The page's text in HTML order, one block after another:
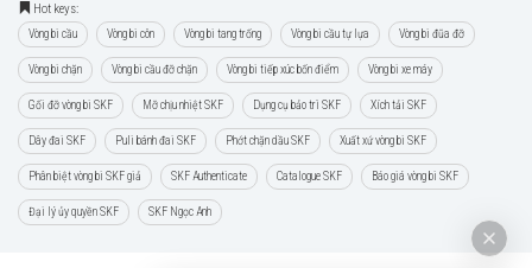
Hot keys:
Vòng bi cầu Vòng bi côn Vòng bi tang trống Vòng bi cầu tự lựa Vòng bi đũa đỡ
Vòng bi chặn Vòng bi cầu đỡ chặn Vòng bi tiếp xúc bốn điểm Vòng bi xe máy
Gối đỡ vòng bi SKF Mỡ chịu nhiệt SKF Dụng cụ bảo trì SKF Xích tải SKF
Dây đai SKF Puli bánh đai SKF Phớt chặn dầu SKF Xuất xứ vòng bi SKF
Phân biệt vòng bi SKF giả SKF Authenticate Catalogue SKF Báo giá vòng bi SKF
Đại lý ủy quyền SKF SKF Ngọc Anh